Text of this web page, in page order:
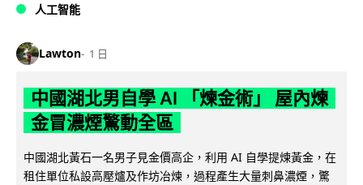
人工智能
Lawton 1 日
中國湖北男自學 AI 「煉金術」 屋內煉
金冒濃煙驚動全區
中國湖北黃石一名男子見金價高企，利用 AI 自學提煉黃金，在
租住單位私設高壓爐及作坊冶煉，過程產生大量刺鼻濃煙，驚